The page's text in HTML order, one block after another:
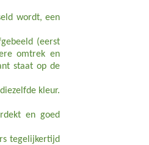
wordt, een
(eerst
omtrek en
staat op de
kleur.
en goed
tegelijkertijd